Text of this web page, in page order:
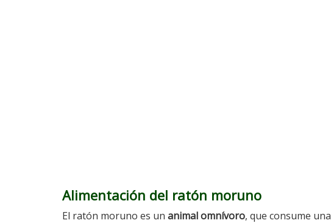
Alimentación del ratón moruno
El ratón moruno es un animal omnívoro, que consume una